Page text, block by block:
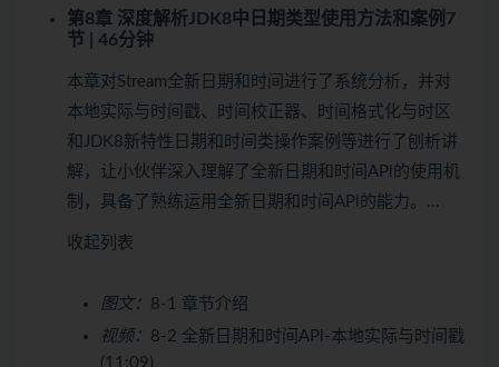
第8章 深度解析JDK8中日期类型使用方法和案例 7
节 | 46分钟
本章对Stream全新日期和时间进行了系统分析，并对
本地实际与时间戳、时间校正器、时间格式化与时区
和JDK8新特性日期和时间类操作案例等进行了刨析讲
解，让小伙伴深入理解了全新日期和时间APl的使用机
制，具备了熟练运用全新日期和时间APl的能力。…
收起列表
图文： 8-1 章节介绍
视频： 8-2 全新日期和时间APl-本地实际与时间戳
(11:09)